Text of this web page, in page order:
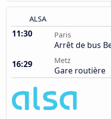
ALSA
11:30 Paris
Arrêt de bus
16:29
Metz
Gare routière